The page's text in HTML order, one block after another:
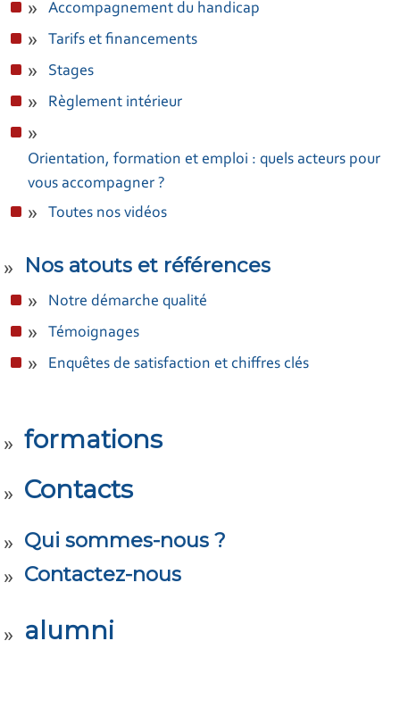
Accompagnement du handicap
Tarifs et financements
Stages
Règlement intérieur
Orientation, formation et emploi : quels acteurs pour
vous accompagner ?
Toutes nos vidéos
Nos atouts et références
Notre démarche qualité
Témoignages
Enquêtes de satisfaction et chiffres clés
formations
Contacts
Qui sommes-nous ?
Contactez-nous
alumni